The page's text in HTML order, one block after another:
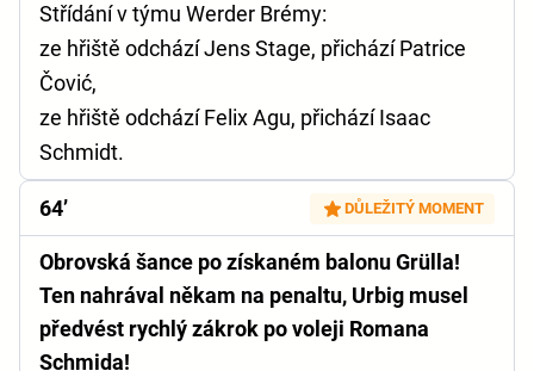
Střídání v týmu Werder Brémy:
ze hřiště odchází Jens Stage, přichází Patrice
Čović,
ze hřiště odchází Felix Agu, přichází Isaac
Schmidt.
64’ DŮLEŽITÝ MOMENT
Obrovská šance po získaném balonu Grülla!
Ten nahrával někam na penaltu, Urbig musel
předvést rychlý zákrok po voleji Romana
Schmida!